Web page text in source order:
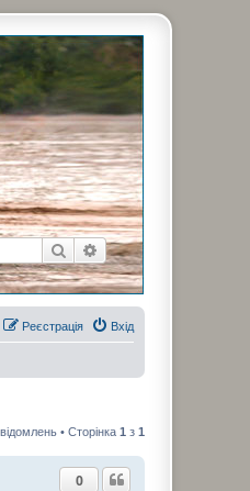
ПошукРозширений пошук
Вхід
Реєстрація
• Сторінка 1 з 1
0